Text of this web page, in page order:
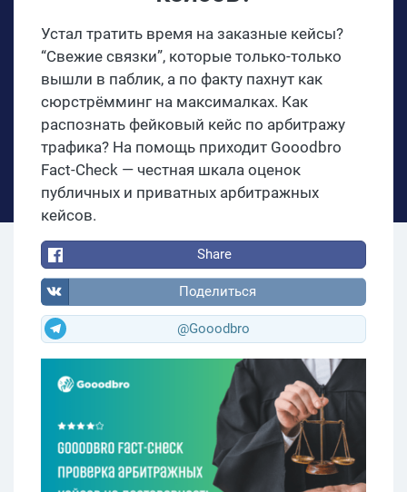
Устал тратить время на заказные кейсы?
“Свежие связки”, которые только-только
вышли в паблик, а по факту пахнут как
сюрстрёмминг на максималках. Как
распознать фейковый кейс по арбитражу
трафика? На помощь приходит Gooodbro
Fact-Check — честная шкала оценок
публичных и приватных арбитражных
кейсов.
Share
Поделиться
@Gooodbro